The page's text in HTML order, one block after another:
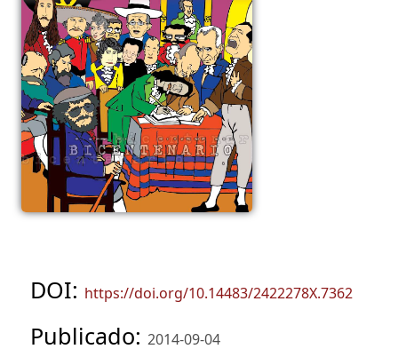
DOI: https://doi.org/10.14483/2422278X.7362
Publicado: 2014-09-04